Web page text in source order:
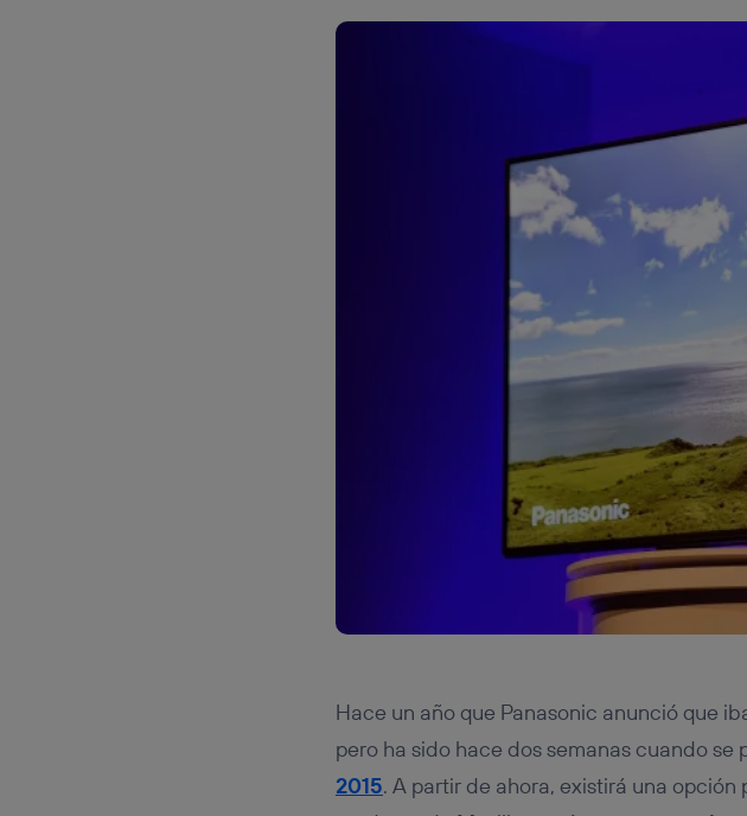
Hace un año que Panasonic anunció que
pero ha sido hace dos semanas cuando se
2015. A partir de ahora, existirá una